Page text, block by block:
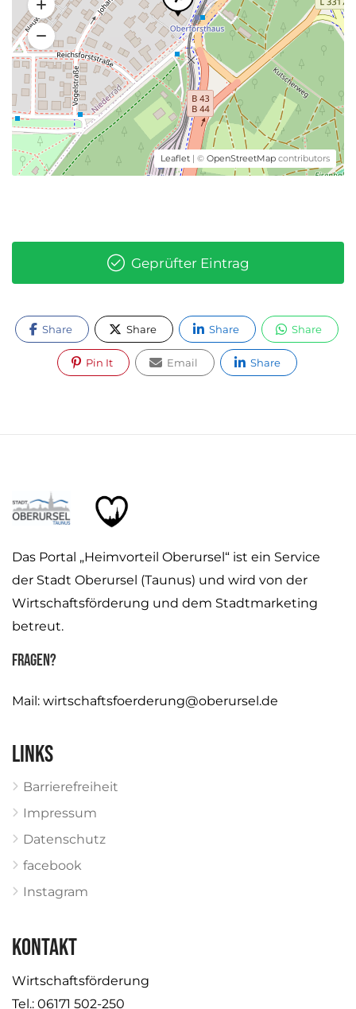
Leaflet | © OpenStreetMap contributors
Geprüfter Eintrag
Share Share Share Share
Pin It Email Share
Das Portal „Heimvorteil Oberursel“ ist ein Service
der Stadt Oberursel (Taunus) und wird von der
Wirtschaftsförderung und dem Stadtmarketing
betreut.
Fragen?
Mail: wirtschaftsfoerderung@oberursel.de
Links
Barrierefreiheit
Impressum
Datenschutz
facebook
Instagram
KONTAKT
Wirtschaftsförderung
Tel.: 06171 502-250